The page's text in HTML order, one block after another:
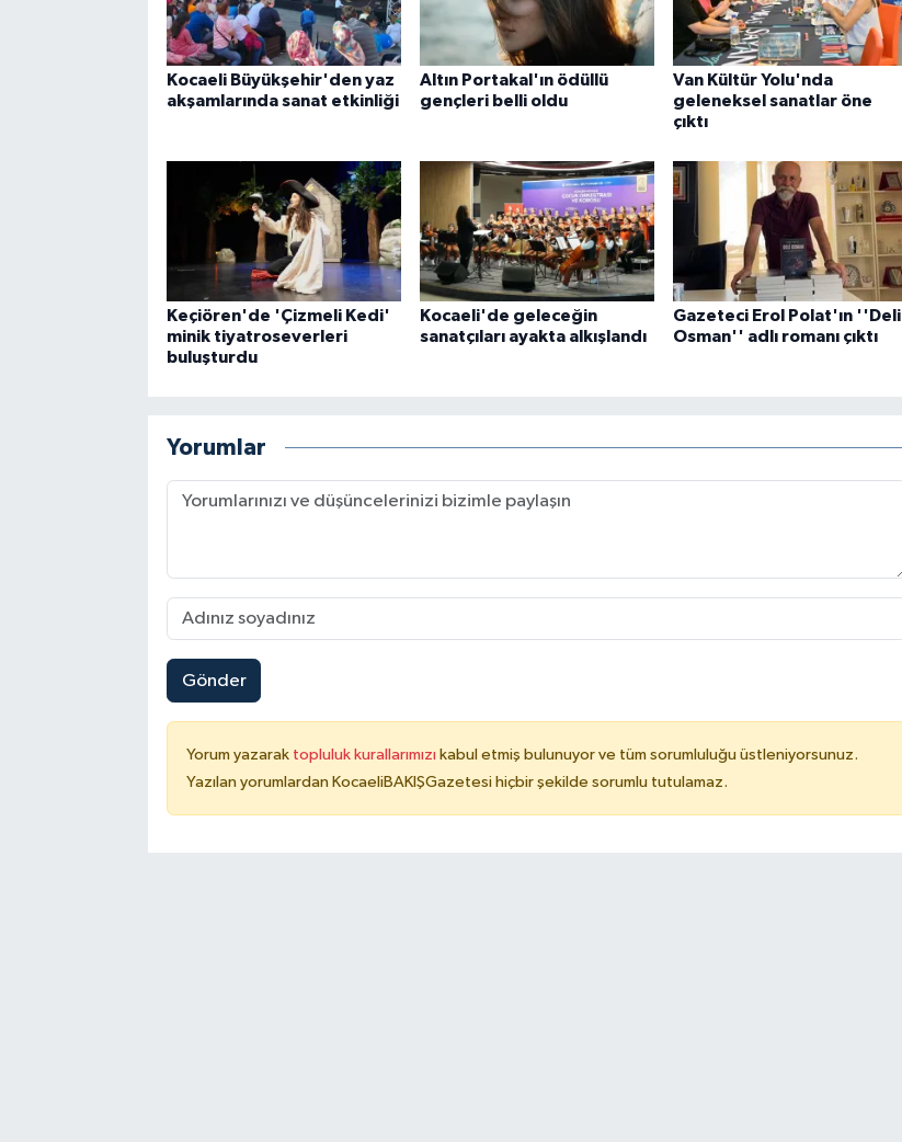
Kocaeli Büyükşehir'den yaz
akşamlarında sanat etkinliği
Altın Portakal'ın ödüllü
gençleri belli oldu
Van Kültür Yolu'nda
geleneksel sanatlar öne
çıktı
Keçiören'de 'Çizmeli Kedi'
minik tiyatroseverleri
buluşturdu
Kocaeli'de geleceğin
sanatçıları ayakta alkışlandı
Gazeteci Erol Polat'ın ''Deli
Osman'' adlı romanı çıktı
Yorumlar
Gönder
Yorum yazarak topluluk kurallarımızı kabul etmiş bulunuyor ve tüm sorumluluğu üstleniyorsunuz.
Yazılan yorumlardan KocaeliBAKIŞGazetesi hiçbir şekilde sorumlu tutulamaz.